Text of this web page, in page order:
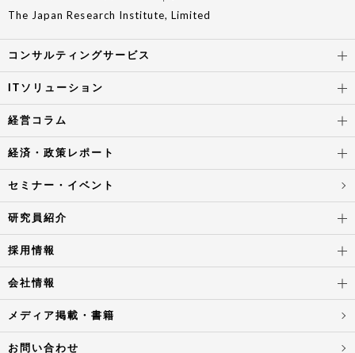
The Japan Research Institute, Limited
コンサルティングサービス
ITソリューション
経営コラム
経済・政策レポート
セミナー・イベント
研究員紹介
採用情報
会社情報
メディア掲載・書籍
お問い合わせ